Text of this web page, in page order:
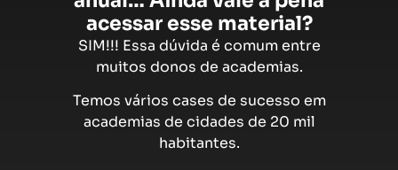
acessar esse material?
SIM!!! Essa dúvida é comum entre
muitos donos de academias.
Temos vários cases de sucesso em
academias de cidades de 20 mil
habitantes.